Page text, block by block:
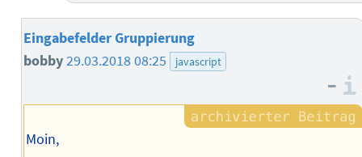
Eingabefelder Gruppierung
bobby29.03.2018 08:25 javascript
–
Moin,